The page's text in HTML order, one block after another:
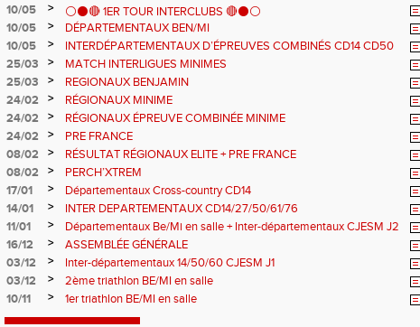
10/05
>
⚪️⚫️🔴 1ER TOUR INTERCLUBS 🔴⚫️⚪️
10/05
>
DÉPARTEMENTAUX BEN/MI
10/05
>
INTERDÉPARTEMENTAUX D’ÉPREUVES COMBINÉS CD14 CD50
25/03
>
MATCH INTERLIGUES MINIMES
25/03
>
REGIONAUX BENJAMIN
24/02
>
RÉGIONAUX MINIME
24/02
>
RÉGIONAUX ÉPREUVE COMBINÉE MINIME
24/02
>
PRE FRANCE
08/02
>
RÉSULTAT RÉGIONAUX ELITE + PRE FRANCE
08/02
>
PERCH’XTREM
17/01
>
Départementaux Cross-country CD14
14/01
>
INTER DEPARTEMENTAUX CD14/27/50/61/76
11/01
>
Départementaux Be/Mi en salle + Inter-départementaux CJESM J2
16/12
>
ASSEMBLÉE GÉNÉRALE
03/12
>
Inter-départementaux 14/50/60 CJESM J1
03/12
>
2ème triathlon BE/MI en salle
10/11
> 1er triathlon BE/MI en salle